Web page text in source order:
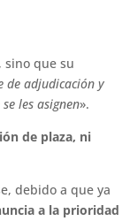
sino que su
de adjudicación y
les asignen».
de plaza, ni
debido a que ya
a la prioridad